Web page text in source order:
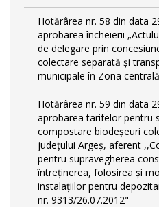
Hotărârea nr. 58 din data
aprobarea încheierii
de delegare prin
colectare separată și
municipale în Zona
Hotărârea nr. 59 din data
aprobarea tarifelor pentru
compostare biodeșeuri
județului Argeș, aferent
pentru supravegherea
întreținerea, folosirea și
instalațiilor pentru
nr. 9313/26.07.2012"